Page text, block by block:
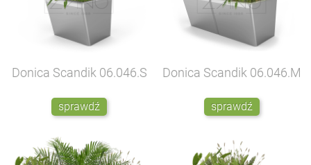
Donica Scandik 06.046.S
sprawdź
Donica Scandik 06.046.M
sprawdź